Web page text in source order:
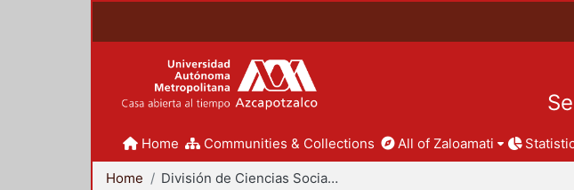
Home Communities & Collections All of Zaloamati
Home División de Ciencias Sociales y Humanidades